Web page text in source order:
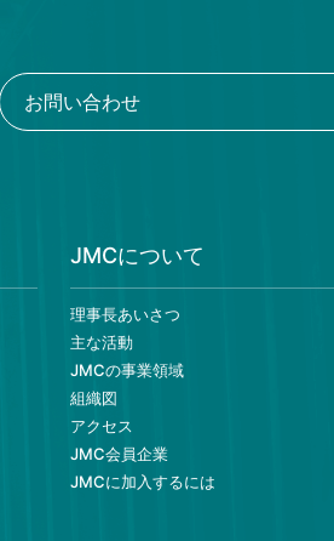
お問い合わせ
JMCについて
理事長あいさつ
主な活動
JMCの事業領域
組織図
アクセス
JMC会員企業
JMCに加入するには